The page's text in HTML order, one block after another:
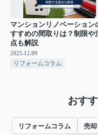
マンションリノベーション
すすめの間取りは？制限や
点も解説
2025.12.09
リフォームコラム
おす
リフォームコラム 売